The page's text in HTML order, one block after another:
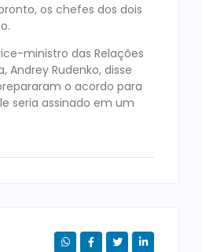
os chefes dos dois
ministro das Relações
Andrey Rudenko, disse
o acordo para
seria assinado em um